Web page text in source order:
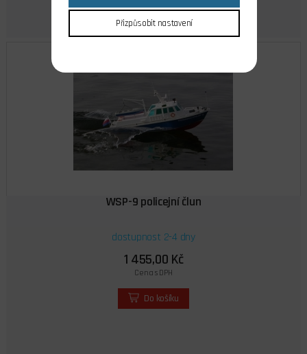
WSP-9 policejní člun
dostupnost 2-4 dny
1 455,00 Kč
Cena s DPH
Do košíku
Přizpůsobit nastavení